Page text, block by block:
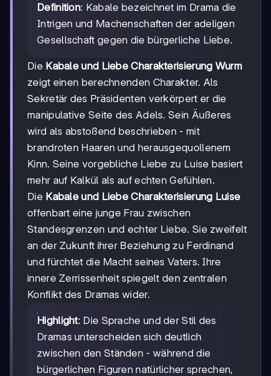
Definition: Kabale bezeichnet im Drama die
Intrigen und Machenschaften der adeligen
Gesellschaft gegen die bürgerliche Liebe.
Die Kabale und Liebe Charakterisierung Wurm
zeigt einen berechnenden Charakter. Als
Sekretär des Präsidenten verkörpert er die
manipulative Seite des Adels. Sein Äußeres
wird als abstoßend beschrieben - mit
brandroten Haaren und herausgequollenem
Kinn. Seine vorgebliche Liebe zu Luise basiert
mehr auf Kalkül als auf echten Gefühlen.
Die Kabale und Liebe Charakterisierung Luise
offenbart eine junge Frau zwischen
Standesgrenzen und echter Liebe. Sie zweifelt
an der Zukunft ihrer Beziehung zu Ferdinand
und fürchtet die Macht seines Vaters. Ihre
innere Zerrissenheit spiegelt den zentralen
Konflikt des Dramas wider.
Highlight: Die Sprache und der Stil des
Dramas unterscheiden sich deutlich
zwischen den Ständen - während die
bürgerlichen Figuren natürlicher sprechen,